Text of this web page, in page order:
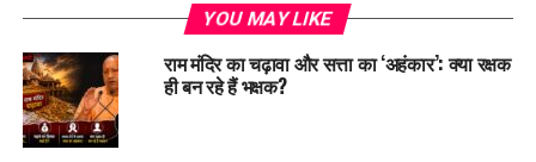
YOU MAY LIKE
राम मंदिर का चढ़ावा और सत्ता का ‘अहंकार’: क्या रक्षक
ही बन रहे हैं भक्षक?